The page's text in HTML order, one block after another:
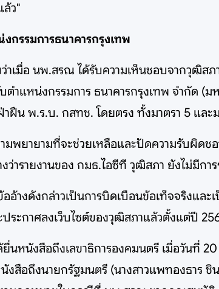
ล้ว"
กรรมการธนาคารกรุงเทพ
เมื่อ นพ.สรณ ได้รับความเห็นชอบจากวุฒิส
ำแหน่งกรรมการ ธนาคารกรุงเทพ จำกัด (
าฝืน พ.ร.บ. กสทช. โดยตรง ทั้งมาตรา 5 และ
มพยายามที่จะช่วยเหลือและปัดความรับผิดช
ว่ารายงานของ กมธ.ไอซีที วุฒิสภา ยังไม่มีก
อ้างดังกล่าวเป็นการบิดเบือนข้อเท็จจริงแล
ระกาศลงเว็บไซต์ของวุฒิสภาแล้วตั้งแต่ปี
นหนังสือถึงเลขาธิการองคมนตรี เมื่อวันที่
งสือถึงนายกรัฐมนตรี (นางสาวแพทองธาร